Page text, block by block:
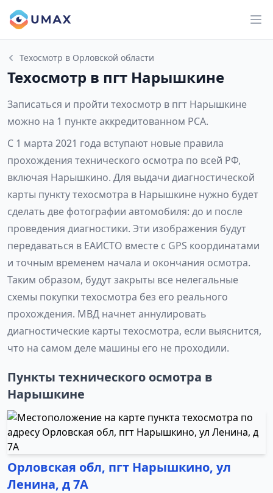
Техосмотр в Орловской области
Техосмотр в пгт Нарышкине
Записаться и пройти техосмотр в пгт Нарышкине
можно на 1 пункте аккредитованном РСА.
С 1 марта 2021 года вступают новые правила
прохождения технического осмотра по всей РФ,
включая Нарышкино. Для выдачи диагностической
карты пункту техосмотра в Нарышкине нужно будет
сделать две фотографии автомобиля: до и после
проведения диагностики. Эти изображения будут
передаваться в ЕАИСТО вместе с GPS координатами
и точным временем начала и окончания осмотра.
Таким образом, будут закрыты все нелегальные
схемы покупки техосмотра без его реального
прохождения. МВД начнет аннулировать
диагностические карты техосмотра, если выяснится,
что на самом деле машины его не проходили.
Пункты технического осмотра в
Нарышкине
Орловская обл, пгт Нарышкино, ул
Ленина, д 7А